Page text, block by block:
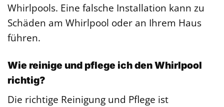
Whirlpools. Eine falsche Installation kann zu
Schäden am Whirlpool oder an Ihrem Haus
führen.
Wie reinige und pflege ich den Whirlpool
richtig?
Die richtige Reinigung und Pflege ist